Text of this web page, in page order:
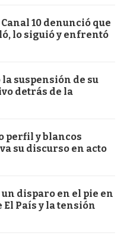
10 denunció que
lo siguió y enfrentó
suspensión de su
detrás de la
perfil y blancos
su discurso en acto
disparo en el pie en
País y la tensión